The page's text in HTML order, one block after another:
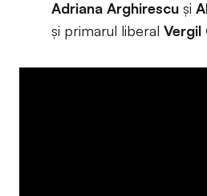
Adriana Arghirescu și
și primarul liberal Vergil